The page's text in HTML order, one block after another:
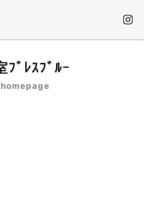
ﾞﾚｽﾌﾞﾙｰ